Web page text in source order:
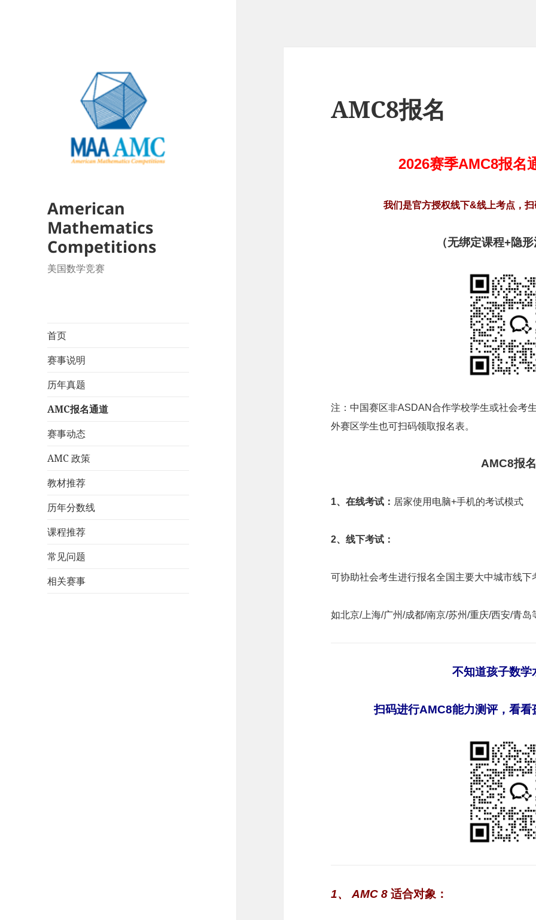
American
Mathematics
Competitions
美国数学竞赛
首页
赛事说明
历年真题
AMC报名通道
赛事动态
AMC 政策
教材推荐
历年分数线
课程推荐
常见问题
相关赛事
AMC8报名
2026赛季AMC8报名
我们是官方授权线下&线上考点，
（无绑定课程+隐
注：中国赛区非ASDAN合作学校学生或社会考
外赛区学生也可扫码领取报名表。
AMC8报
1、在线考试： 居家使用电脑+手机的考试模式
2、线下考试：
可协助社会考生进行报名全国主要大中城市线下
如北京/上海/广州/成都/南京/苏州/重庆/西安/青
不知道孩子数学
扫码进行AMC8能力测评，看
1、 AMC 8适合对象：